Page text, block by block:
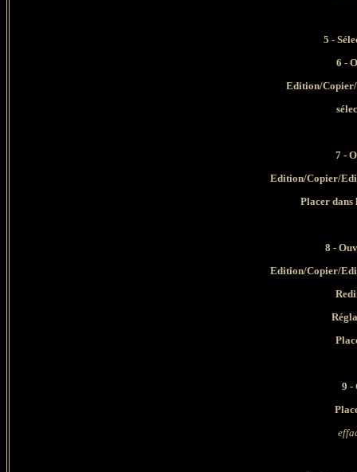
5 -
6 -
Edition/
7 -
Edition/Copier/
Placer
8 -
Edition/Copier/
9 -